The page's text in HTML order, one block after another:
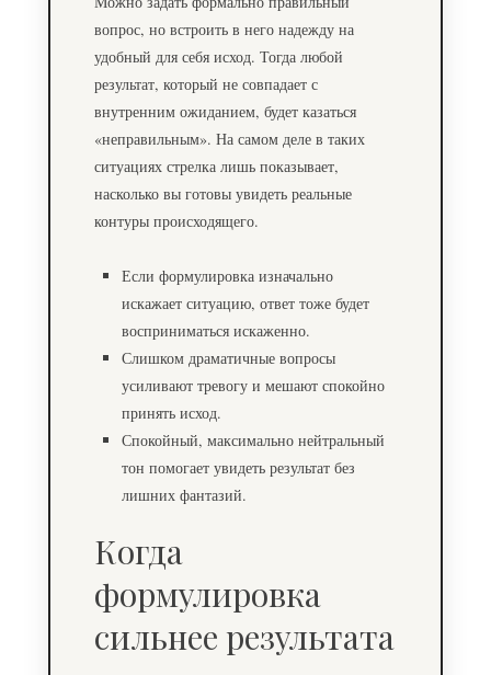
вопрос, но встроить в него надежду на
удобный для себя исход. Тогда любой
результат, который не совпадает с
внутренним ожиданием, будет казаться
«неправильным». На самом деле в таких
ситуациях стрелка лишь показывает,
насколько вы готовы увидеть реальные
контуры происходящего.
Если формулировка изначально
искажает ситуацию, ответ тоже будет
восприниматься искаженно.
Слишком драматичные вопросы
усиливают тревогу и мешают спокойно
принять исход.
Спокойный, максимально нейтральный
тон помогает увидеть результат без
лишних фантазий.
Когда
формулировка
сильнее результата